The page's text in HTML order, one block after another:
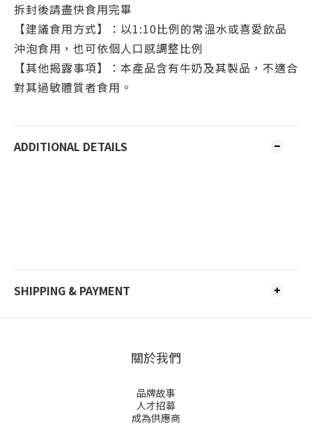
拆封後請盡快食用完畢
【建議食用方式】：以1:10比例的常溫水或喜愛飲品
沖泡食用，也可依個人口感調整比例
【其他揭露事項】：本產品含有牛奶及其製品，不適合
對其過敏體質者食用。
ADDITIONAL DETAILS
SHIPPING & PAYMENT
關於我們
品牌故事
人才招募
成為供應商